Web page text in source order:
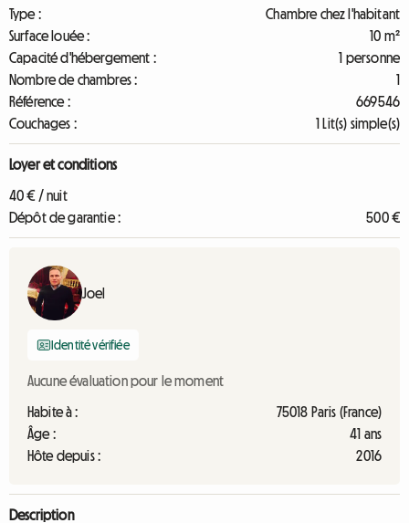
Type :
Chambre chez l'habitant
Surface louée :
10 m²
Capacité d'hébergement :
1 personne
Nombre de chambres :
1
Référence :
669546
Couchages :
1 Lit(s) simple(s)
Loyer et conditions
40 € / nuit
Dépôt de garantie :
500 €
Joel
Identité vérifiée
Aucune évaluation pour le moment
Habite à :
75018 Paris (France)
Âge :
41 ans
Hôte depuis :
2016
Description